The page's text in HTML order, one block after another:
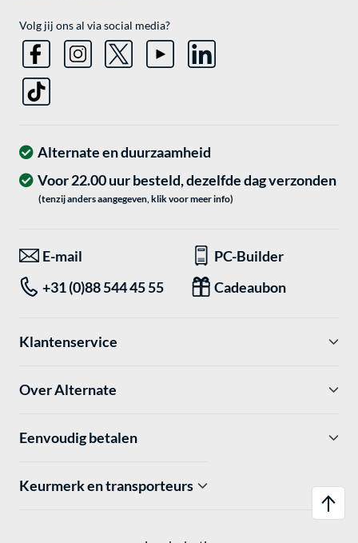
Volg jij ons al via social media?
Alternate en duurzaamheid
Voor 22.00 uur besteld, dezelfde dag verzonden
(tenzij anders aangegeven, klik voor meer info)
E-mail
PC-Builder
+31 (0)88 544 45 55
Cadeaubon
Klantenservice
Over Alternate
Eenvoudig betalen
Keurmerk en transporteurs